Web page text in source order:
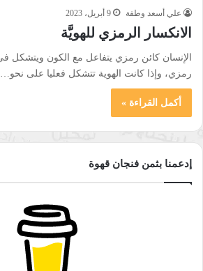
علي أسعد وطفة 9 أبريل، 2023
الانكسار الرمزي للهويَّة
الإنسان كائن رمزي يتفاعل مع الكون ويتشكل
رمزي، وإذا كانت الهوية تتشكل فعليا على نحو…
أكمل القراءة »
إدعمنا بثمن فنجان قهوة